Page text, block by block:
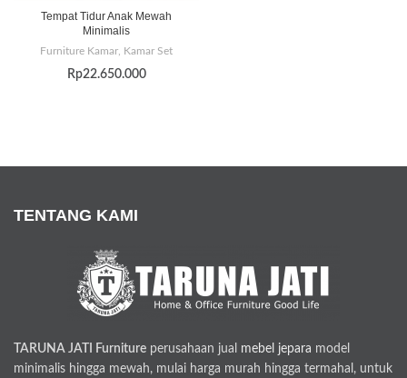
Tempat Tidur Anak Mewah
Minimalis
Furniture Kamar Kamar Set
Rp22.650.000
TENTANG KAMI
TARUNA JATI Furniture perusahaan jual mebel jepara model
minimalis hingga mewah, mulai harga murah hingga termahal, untuk